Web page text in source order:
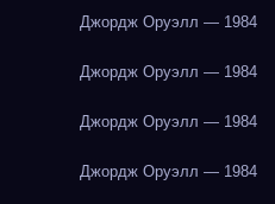
Джордж Оруэлл — 1984
Джордж Оруэлл — 1984
Джордж Оруэлл — 1984
Джордж Оруэлл — 1984